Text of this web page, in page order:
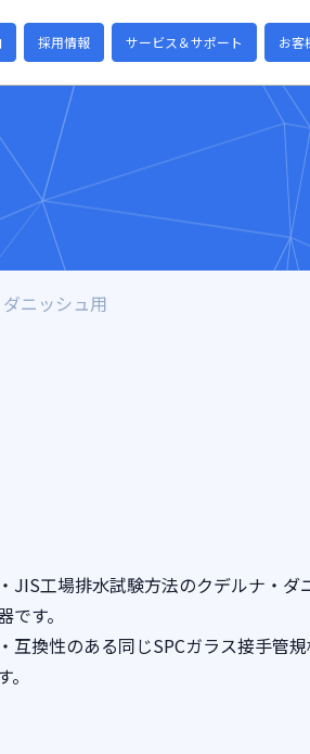
採用情報 サービス＆サポート お客
ニッシュ用
・JIS工場排水試験方法のクデルナ・
です。
・互換性のある同じSPCガラス接手管
。